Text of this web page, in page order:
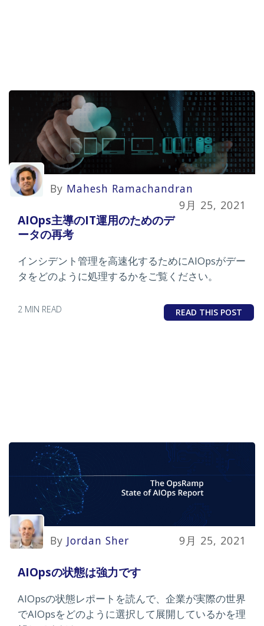
By Mahesh Ramachandran
9月 25, 2021
AIOps主導のIT運用のためのデ
ータの再考
インシデント管理を高速化するためにAIOpsがデー
タをどのように処理するかをご覧ください。
2 MIN READ READ THIS POST
By Jordan Sher 9月 25, 2021
AIOpsの状態は強力です
AIOpsの状態レポートを読んで、企業が実際の世界
でAIOpsをどのように選択して展開しているかを理